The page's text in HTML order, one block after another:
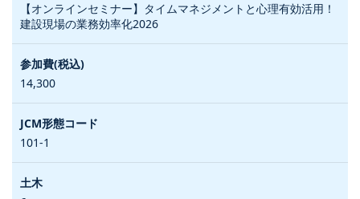
【オンラインセミナー】タイムマネジメントと心理有効活用！
建設現場の業務効率化2026
14,300
101-1